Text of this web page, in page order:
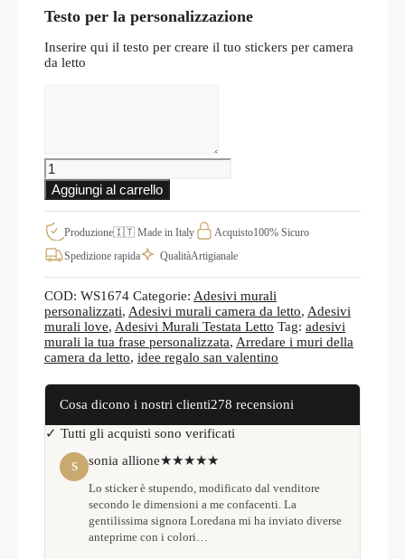
Testo per la personalizzazione
Inserire qui il testo per creare il tuo stickers per camera
da letto
Scritte
personalizzate
da
parete
per
camera
letto
WS1674
quantità
Aggiungi al carrello
Produzione🇮🇹 Made in Italy Acquisto100% Sicuro
Spedizione rapida
QualitàArtigianale
COD: WS1674 Categorie: Adesivi murali
personalizzati, Adesivi murali camera da letto, Adesivi
murali love, Adesivi Murali Testata Letto Tag: adesivi
murali la tua frase personalizzata, Arredare i muri della
camera da letto, idee regalo san valentino
Cosa dicono i nostri clienti278 recensioni
✓ Tutti gli acquisti sono verificati
S sonia allione★★★★★
Lo sticker è stupendo, modificato dal venditore
secondo le dimensioni a me confacenti. La
gentilissima signora Loredana mi ha inviato diverse
anteprime con i colori…